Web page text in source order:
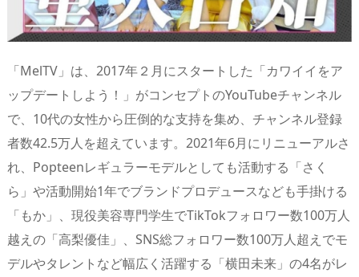
「MelTV」は、2017年２月にスタートした「カワイイをア
ップデートしよう！」がコンセプトのYouTubeチャンネル
で、10代の女性から圧倒的な支持を集め、チャンネル登録
者数42.5万人を超えています。2021年6月にリニューアルさ
れ、Popteenレギュラーモデルとしても活動する「さく
ら」や活動開始1年でブランドプロデュースなども手掛ける
「もか」、現役美容専門学生でTikTokフォロワー数100万人
越えの「高梨優佳」、SNS総フォロワー数100万人超えでモ
デルやタレントなど幅広く活躍する「横田未来」の4名がレ